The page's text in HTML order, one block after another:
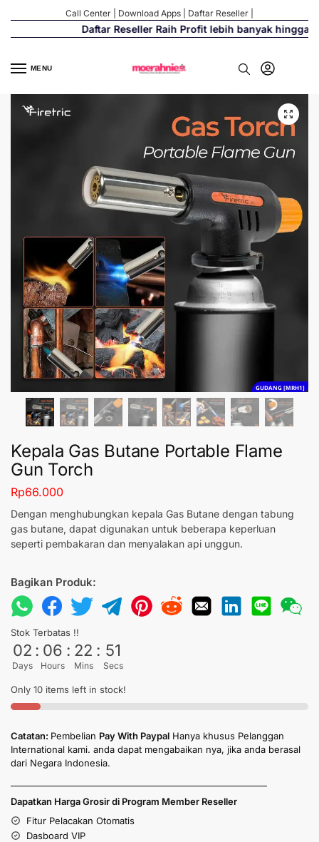
Call Center Download Apps Daftar Reseller
Daftar Reseller Raih Profit lebih banyak hingga
MENU
GUDANG [MRH1]
Kepala Gas Butane Portable Flame
Gun Torch
Rp66.000
Dengan menghubungkan kepala Gas Butane dengan tabung
gas butane, dapat digunakan untuk beberapa keperluan
seperti pembakaran dan menyalakan api unggun.
Bagikan Produk:
Stok Terbatas !!
02
Days
: 06
Hours
: 22
Mins
: 49
Secs
Only 10 items left in stock!
Catatan: Pembelian Pay With Paypal Hanya khusus Pelanggan
International kami. anda dapat mengabaikan nya, jika anda berasal
dari Negara Indonesia.
Dapatkan Harga Grosir di Program Member Reseller
Fitur Pelacakan Otomatis
Dasboard VIP